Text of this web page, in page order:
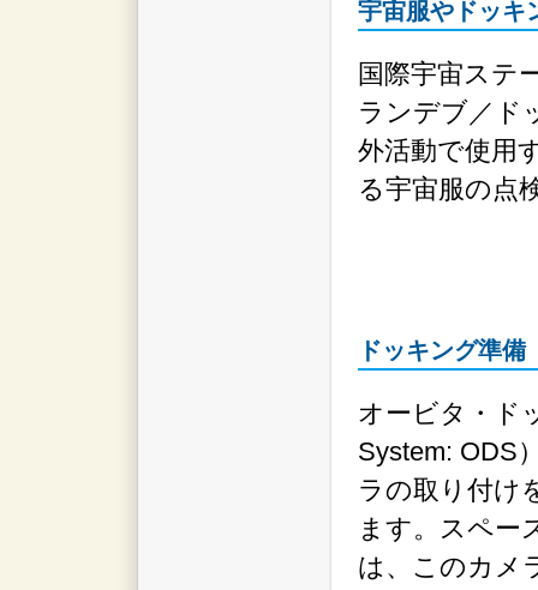
宇宙服やドッキ
国際宇宙ステ
ランデブ／ド
外活動で使用
る宇宙服の点
ドッキング準備
オービタ・ド
System: ODS
ラの取り付け
ます。スペー
は、このカメ